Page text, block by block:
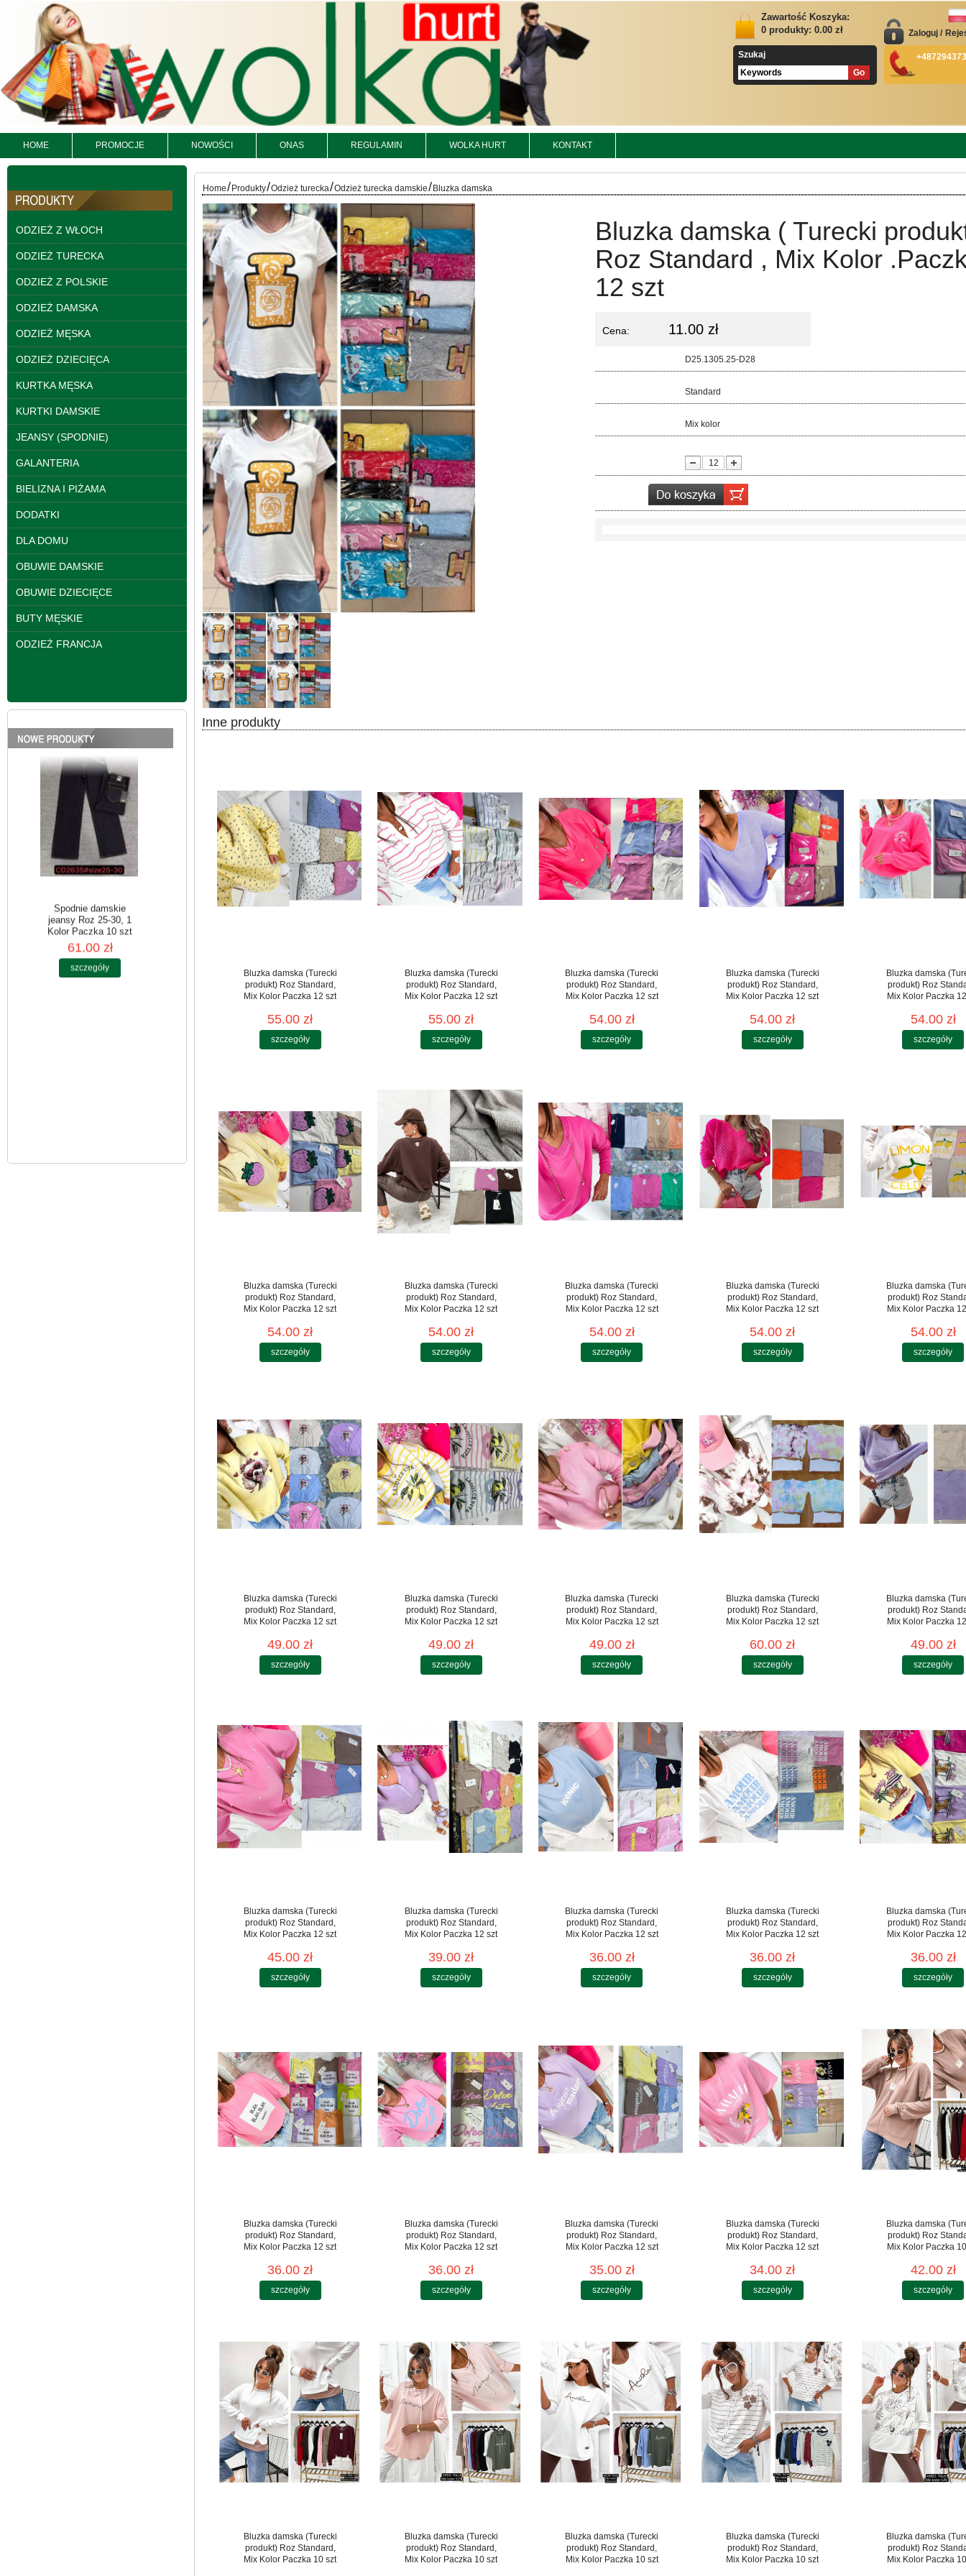
Zawartość Koszyka:
0 produkty: 0.00 zł
Szukaj
Zaloguj /
HOME PROMOCJE NOWOŚCI ONAS REGULAMIN WOLKA HURT KONTAKT
ODZIEŻ Z WŁOCH
ODZIEŻ TURECKA
ODZIEŻ Z POLSKIE
ODZIEŻ DAMSKA
ODZIEŻ MĘSKA
ODZIEŻ DZIECIĘCA
KURTKA MĘSKA
KURTKI DAMSKIE
JEANSY (SPODNIE)
GALANTERIA
BIELIZNA I PIŻAMA
DODATKI
DLA DOMU
OBUWIE DAMSKIE
OBUWIE DZIECIĘCE
BUTY MĘSKIE
ODZIEŻ FRANCJA
Spodnie damskie
jeansy Roz 25-30, 1
Kolor Paczka 10 szt
61.00 zł
szczegóły
jeansy Roz 25-30, 1
Kolor Paczka 10 szt
61.00 zł
szczegóły
61.00 zł
szczegóły
Spodnie damskie
jeansy Roz 25-30, 1
Kolor Paczka 10 szt
Home/ Produkty/Odzież turecka/Odzież turecka damskie/ Bluzka damska
Bluzka damska ( Turecki
Roz Standard , Mix Kolor
12 szt
Cena: 11.00 zł
D25.1305.25-D28
Standard
Mix kolor
Inne produkty
Bluzka damska (Turecki
produkt) Roz Standard,
Mix Kolor Paczka 12 szt
55.00 zł
szczegóły
Bluzka damska (Turecki
produkt) Roz Standard,
Mix Kolor Paczka 12 szt
55.00 zł
szczegóły
Bluzka damska (Turecki
produkt) Roz Standard,
Mix Kolor Paczka 12 szt
54.00 zł
szczegóły
Bluzka damska (Turecki
produkt) Roz Standard,
Mix Kolor Paczka 12 szt
54.00 zł
szczegóły
Bluzka damska
produkt) Roz
Mix Kolor Paczka
54.00 zł
szczegóły
Bluzka damska (Turecki
produkt) Roz Standard,
Mix Kolor Paczka 12 szt
54.00 zł
szczegóły
Bluzka damska (Turecki
produkt) Roz Standard,
Mix Kolor Paczka 12 szt
54.00 zł
szczegóły
Bluzka damska (Turecki
produkt) Roz Standard,
Mix Kolor Paczka 12 szt
54.00 zł
szczegóły
Bluzka damska (Turecki
produkt) Roz Standard,
Mix Kolor Paczka 12 szt
54.00 zł
szczegóły
Bluzka damska
produkt) Roz
Mix Kolor Paczka
54.00 zł
szczegóły
Bluzka damska (Turecki
produkt) Roz Standard,
Mix Kolor Paczka 12 szt
49.00 zł
szczegóły
Bluzka damska (Turecki
produkt) Roz Standard,
Mix Kolor Paczka 12 szt
49.00 zł
szczegóły
Bluzka damska (Turecki
produkt) Roz Standard,
Mix Kolor Paczka 12 szt
49.00 zł
szczegóły
Bluzka damska (Turecki
produkt) Roz Standard,
Mix Kolor Paczka 12 szt
60.00 zł
szczegóły
Bluzka damska
produkt) Roz
Mix Kolor Paczka
49.00 zł
szczegóły
Bluzka damska (Turecki
produkt) Roz Standard,
Mix Kolor Paczka 12 szt
45.00 zł
szczegóły
Bluzka damska (Turecki
produkt) Roz Standard,
Mix Kolor Paczka 12 szt
39.00 zł
szczegóły
Bluzka damska (Turecki
produkt) Roz Standard,
Mix Kolor Paczka 12 szt
36.00 zł
szczegóły
Bluzka damska (Turecki
produkt) Roz Standard,
Mix Kolor Paczka 12 szt
36.00 zł
szczegóły
Bluzka damska
produkt) Roz
Mix Kolor Paczka
36.00 zł
szczegóły
Bluzka damska (Turecki
produkt) Roz Standard,
Mix Kolor Paczka 12 szt
36.00 zł
szczegóły
Bluzka damska (Turecki
produkt) Roz Standard,
Mix Kolor Paczka 12 szt
36.00 zł
szczegóły
Bluzka damska (Turecki
produkt) Roz Standard,
Mix Kolor Paczka 12 szt
35.00 zł
szczegóły
Bluzka damska (Turecki
produkt) Roz Standard,
Mix Kolor Paczka 12 szt
34.00 zł
szczegóły
Bluzka damska
produkt) Roz
Mix Kolor Paczka
42.00 zł
szczegóły
Bluzka damska (Turecki
produkt) Roz Standard,
Mix Kolor Paczka 10 szt
Bluzka damska (Turecki
produkt) Roz Standard,
Mix Kolor Paczka 10 szt
Bluzka damska (Turecki
produkt) Roz Standard,
Mix Kolor Paczka 10 szt
Bluzka damska (Turecki
produkt) Roz Standard,
Mix Kolor Paczka 10 szt
Bluzka damska
produkt) Roz
Mix Kolor Paczka